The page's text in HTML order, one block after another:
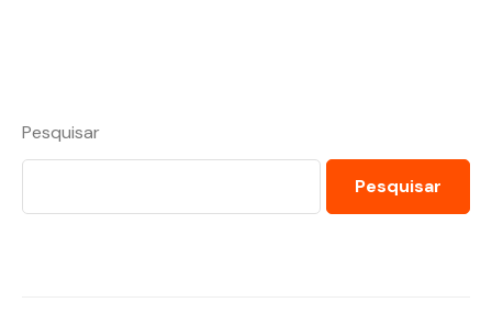
Pesquisar
Pesquisar